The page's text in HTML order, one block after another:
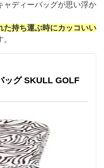
ャディーバッグが思い浮か
た持ち運ぶ時にカッコいい
ッグ SKULL GOLF